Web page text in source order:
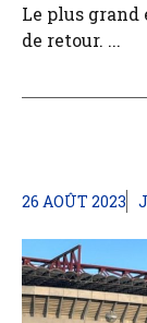
Le plus grand
de retour. ...
26 AOÛT 2023